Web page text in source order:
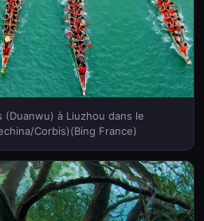
à Liuzhou dans le
Corbis)(Bing France)